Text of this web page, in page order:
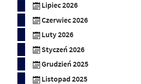
Lipiec 2026
Czerwiec 2026
Luty 2026
Styczeń 2026
Grudzień 2025
Listopad 2025